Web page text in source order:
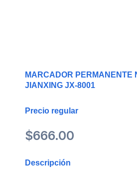
MARCADOR PERMANENTE
JIANXING JX-8001
Precio regular
$666.00
Descripción